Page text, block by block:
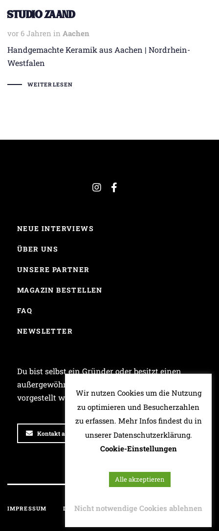
Studio ZAAND
vor 6 Jahren in
Tags Aachen
Handgemachte Keramik aus Aachen | Nordrhein-
Westfalen
WEITERLESEN
NEUE INTERVIEWS
ÜBER UNS
UNSERE PARTNER
MAGAZIN BESTELLEN
FAQ
NEWSLETTER
Du bist selbst ein Gründer oder besitzt einen
außergewöhnlichen Laden und möchtest bei uns
vorgestellt werden? Dann schreib uns!
Kontakt aufnehmen
IMPRESSUM DATENSCHUTZ HAFTUNGSAUSSCHLUSS
Wir nutzen Cookies um die Nutzung
zu optimieren und Besucherzahlen
zu erfassen. Mehr Infos findest du in
unserer Datenschutzerklärung.
Cookie-Einstellungen
Alle akzeptieren
Nicht notwendige Cookies ablehnen